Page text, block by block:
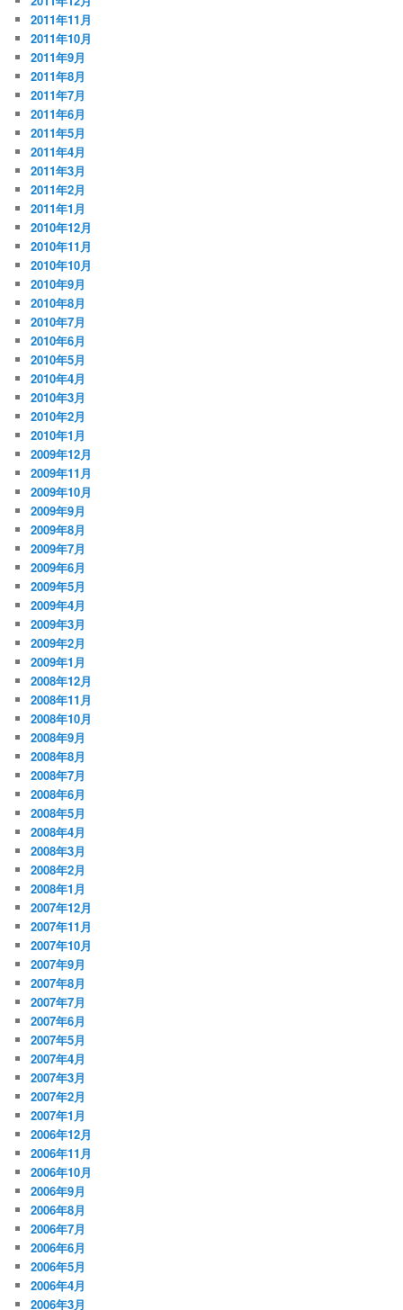
2011年11月
2011年10月
2011年9月
2011年8月
2011年7月
2011年6月
2011年5月
2011年4月
2011年3月
2011年2月
2011年1月
2010年12月
2010年11月
2010年10月
2010年9月
2010年8月
2010年7月
2010年6月
2010年5月
2010年4月
2010年3月
2010年2月
2010年1月
2009年12月
2009年11月
2009年10月
2009年9月
2009年8月
2009年7月
2009年6月
2009年5月
2009年4月
2009年3月
2009年2月
2009年1月
2008年12月
2008年11月
2008年10月
2008年9月
2008年8月
2008年7月
2008年6月
2008年5月
2008年4月
2008年3月
2008年2月
2008年1月
2007年12月
2007年11月
2007年10月
2007年9月
2007年8月
2007年7月
2007年6月
2007年5月
2007年4月
2007年3月
2007年2月
2007年1月
2006年12月
2006年11月
2006年10月
2006年9月
2006年8月
2006年7月
2006年6月
2006年5月
2006年4月
2006年3月